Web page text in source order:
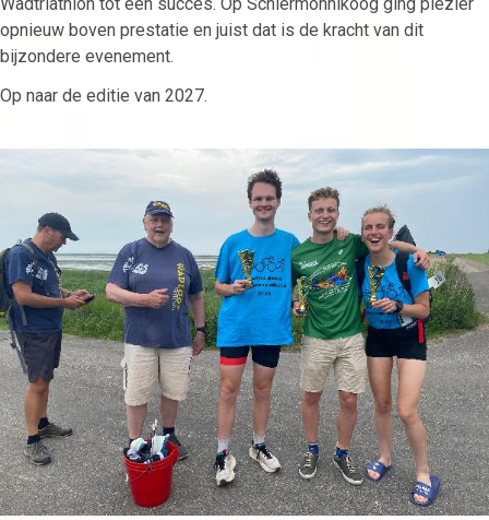
opnieuw boven prestatie en juist dat is de kracht van dit
bijzondere evenement.
Op naar de editie van 2027.